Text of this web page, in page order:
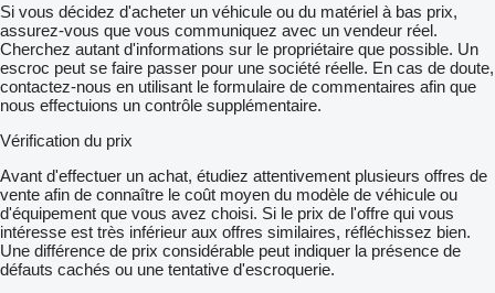
Si vous décidez d'acheter un véhicule ou du matériel à bas prix,
assurez-vous que vous communiquez avec un vendeur réel.
Cherchez autant d'informations sur le propriétaire que possible. Un
escroc peut se faire passer pour une société réelle. En cas de doute,
contactez-nous en utilisant le formulaire de commentaires afin que
nous effectuions un contrôle supplémentaire.
Vérification du prix
Avant d'effectuer un achat, étudiez attentivement plusieurs offres de
vente afin de connaître le coût moyen du modèle de véhicule ou
d'équipement que vous avez choisi. Si le prix de l'offre qui vous
intéresse est très inférieur aux offres similaires, réfléchissez bien.
Une différence de prix considérable peut indiquer la présence de
défauts cachés ou une tentative d'escroquerie.